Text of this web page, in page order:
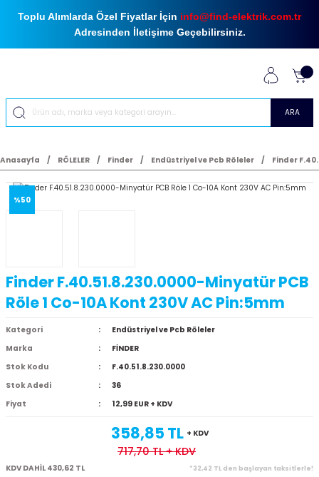
Toplu Alımlarda Özel Fiyatlar İçin info@find-elektrik.com.tr
Adresinden İletişime Geçebilirsiniz.
ARA
Anasayfa RÖLELER Finder Endüstriyel ve Pcb Röleler Finder
%50
Finder F.40.51.8.230.0000-Minyatür PCB
Röle 1 Co-10A Kont 230V AC Pin:5mm
Kategori
Endüstriyel ve Pcb Röleler
Marka
FİNDER
Stok Kodu
F.40.51.8.230.0000
Stok Adedi
36
Fiyat
12,99 EUR + KDV
358,85 TL + KDV
717,70 TL+ KDV
KDV DAHİL 430,62 TL *32,42 TL den başlayan taksitlerle!